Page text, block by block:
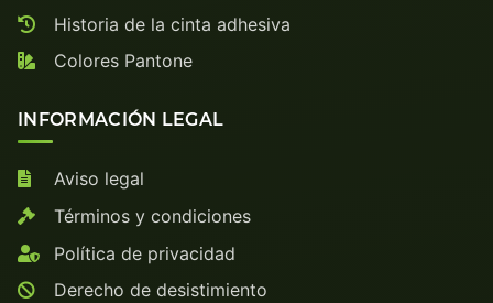
Historia de la cinta adhesiva
Colores Pantone
INFORMACIÓN LEGAL
Aviso legal
Términos y condiciones
Política de privacidad
Derecho de desistimiento